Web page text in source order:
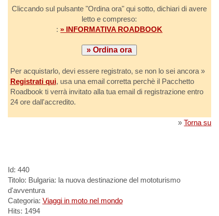
Cliccando sul pulsante "Ordina ora" qui sotto, dichiari di avere
letto e compreso:
:» INFORMATIVA ROADBOOK
Per acquistarlo, devi essere registrato, se non lo sei ancora »
Registrati qui, usa una email corretta perchè il Pacchetto
Roadbook ti verrà invitato alla tua email di registrazione entro
24 ore dall'accredito.
»Torna su
Id: 440
Titolo: Bulgaria: la nuova destinazione del mototurismo
d'avventura
Categoria: Viaggi in moto nel mondo
Hits: 1494